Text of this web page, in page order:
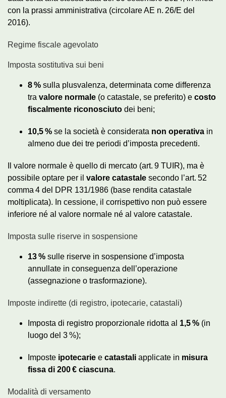
con la prassi amministrativa (circolare AE n. 26/E del
2016).
Regime fiscale agevolato
Imposta sostitutiva sui beni
8 % sulla plusvalenza, determinata come differenza
tra valore normale (o catastale, se preferito) e costo
fiscalmente riconosciuto dei beni;
10,5 % se la società è considerata non operativa in
almeno due dei tre periodi d’imposta precedenti.
Il valore normale è quello di mercato (art. 9 TUIR), ma è
possibile optare per il valore catastale secondo l’art. 52
comma 4 del DPR 131/1986 (base rendita catastale
moltiplicata). In cessione, il corrispettivo non può essere
inferiore né al valore normale né al valore catastale.
Imposta sulle riserve in sospensione
13 % sulle riserve in sospensione d’imposta
annullate in conseguenza dell’operazione
(assegnazione o trasformazione).
Imposte indirette (di registro, ipotecarie, catastali)
Imposta di registro proporzionale ridotta al 1,5 % (in
luogo del 3 %);
Imposte ipotecarie e catastali applicate in misura
fissa di 200 € ciascuna.
Modalità di versamento